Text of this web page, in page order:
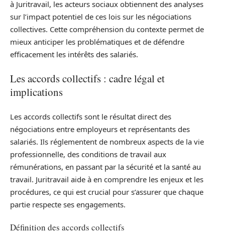
à Juritravail, les acteurs sociaux obtiennent des analyses
sur l’impact potentiel de ces lois sur les négociations
collectives. Cette compréhension du contexte permet de
mieux anticiper les problématiques et de défendre
efficacement les intérêts des salariés.
Les accords collectifs : cadre légal et
implications
Les accords collectifs sont le résultat direct des
négociations entre employeurs et représentants des
salariés. Ils réglementent de nombreux aspects de la vie
professionnelle, des conditions de travail aux
rémunérations, en passant par la sécurité et la santé au
travail. Juritravail aide à en comprendre les enjeux et les
procédures, ce qui est crucial pour s’assurer que chaque
partie respecte ses engagements.
Définition des accords collectifs